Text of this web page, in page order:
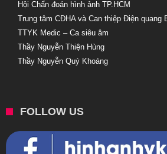
Hội Chẩn đoán hình ảnh TP.HCM
Trung tâm CĐHA và Can thiệp Điện quang
TTYK Medic – Ca siêu âm
Thầy Nguyễn Thiện Hùng
Thầy Nguyễn Quý Khoáng
FOLLOW US